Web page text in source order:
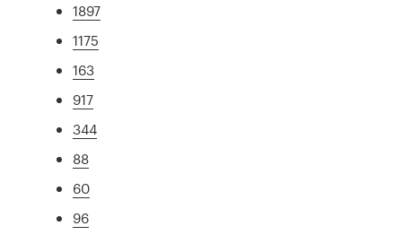
1897
1175
163
917
344
88
60
96